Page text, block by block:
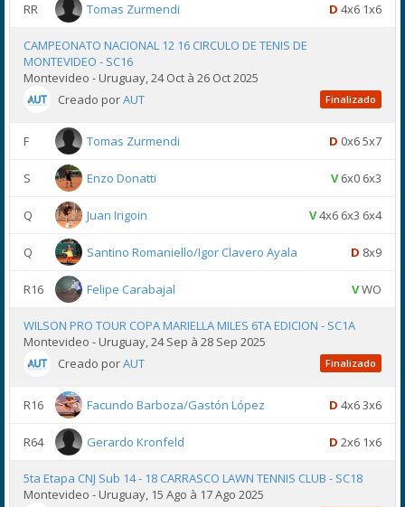
RR Tomas Zurmendi D 4x6 1x6
CAMPEONATO NACIONAL 12 16 CIRCULO DE TENIS DE
MONTEVIDEO - SC16
Montevideo - Uruguay, 24 Oct à 26 Oct 2025
Creado porAUT Finalizado
F Tomas Zurmendi D 0x6 5x7
S Enzo Donatti V6x0 6x3
Q Juan Irigoin V4x6 6x3 6x4
Q Santino Romaniello/Igor Clavero Ayala D 8x9
R16 Felipe Carabajal VWO
WILSON PRO TOUR COPA MARIELLA MILES 6TA EDICION - SC1A
Montevideo - Uruguay, 24 Sep à 28 Sep 2025
Creado porAUT Finalizado
R16 Facundo Barboza/Gastón López D 4x6 3x6
R64 Gerardo Kronfeld D 2x6 1x6
5ta Etapa CNJ Sub 14 - 18 CARRASCO LAWN TENNIS CLUB - SC18
Montevideo - Uruguay, 15 Ago à 17 Ago 2025